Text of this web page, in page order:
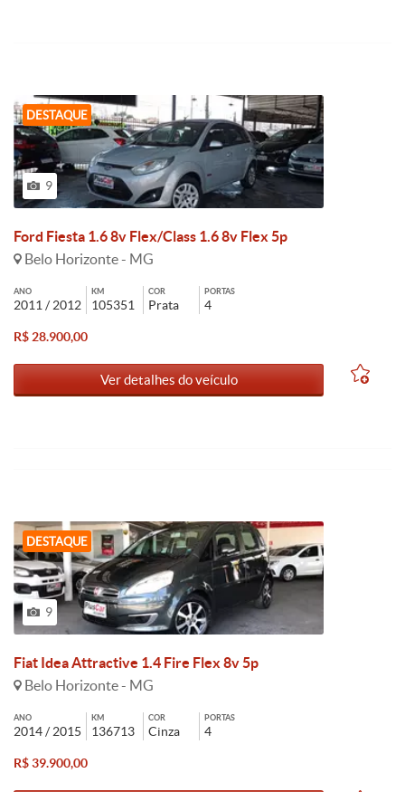
DESTAQUE
9
Ford Fiesta 1.6 8v Flex/Class 1.6 8v Flex 5p
Belo Horizonte - MG
ANO
2011 / 2012
KM
105351
COR
Prata
PORTAS
4
R$ 28.900,00
Ver detalhes do veículo
DESTAQUE
9
Fiat Idea Attractive 1.4 Fire Flex 8v 5p
Belo Horizonte - MG
ANO
2014 / 2015
KM
136713
COR
Cinza
PORTAS
4
R$ 39.900,00